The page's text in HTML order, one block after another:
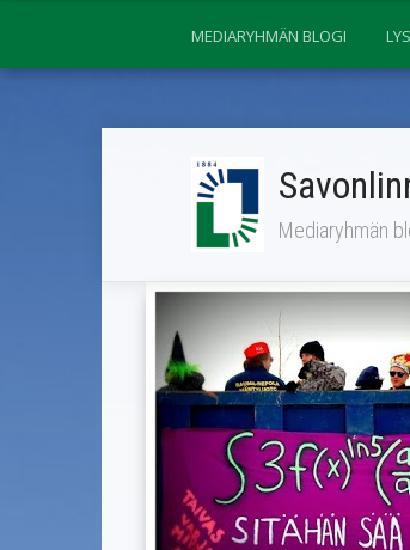
MEDIARYHMÄN BLOGI
Mediaryhmän